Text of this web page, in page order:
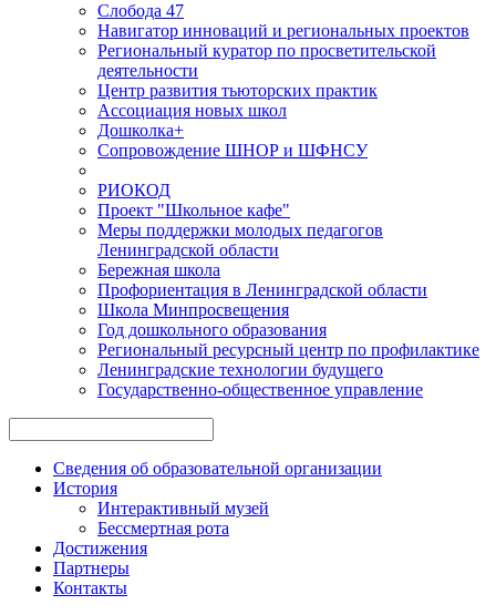
Слобода 47
Навигатор инноваций и региональных проектов
Региональный куратор по просветительской
деятельности
Центр развития тьюторских практик
Ассоциация новых школ
Дошколка+
Сопровождение ШНОР и ШФНСУ
РИОКОД
Проект "Школьное кафе"
Меры поддержки молодых педагогов
Ленинградской области
Бережная школа
Профориентация в Ленинградской области
Школа Минпросвещения
Год дошкольного образования
Региональный ресурсный центр по профилактике
Ленинградские технологии будущего
Государственно-общественное управление
Сведения об образовательной организации
История
Интерактивный музей
Бессмертная рота
Достижения
Партнеры
Контакты